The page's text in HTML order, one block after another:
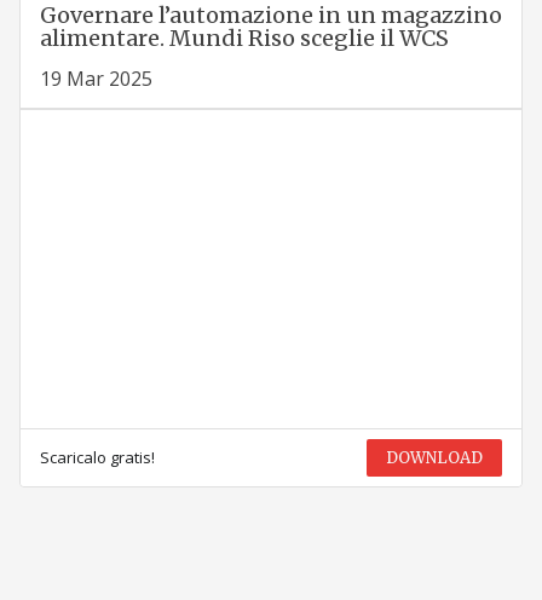
Governare l’automazione in un magazzino
alimentare. Mundi Riso sceglie il WCS
19 Mar 2025
Scaricalo gratis! DOWNLOAD